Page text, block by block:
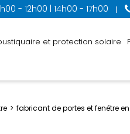
- 12h00 | 14h00 - 17h00
et protection solaire
fabricant de portes et fenêtre en